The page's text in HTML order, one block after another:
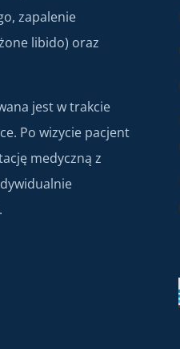
zapalenie
libido) oraz
jest w trakcie
Po wizycie pacjent
medyczną z